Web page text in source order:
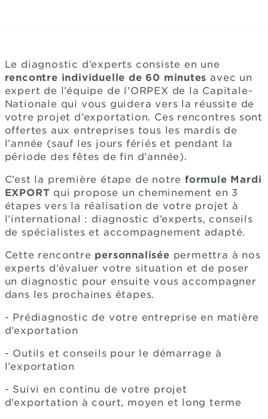
Le diagnostic d’experts consiste en une
rencontre individuelle de 60 minutes avec un
expert de l’équipe de l’ORPEX de la Capitale-
Nationale qui vous guidera vers la réussite de
votre projet d’exportation. Ces rencontres sont
offertes aux entreprises tous les mardis de
l’année (sauf les jours fériés et pendant la
période des fêtes de fin d’année).
C’est la première étape de notre formule Mardi
EXPORT qui propose un cheminement en 3
étapes vers la réalisation de votre projet à
l’international : diagnostic d’experts, conseils
de spécialistes et accompagnement adapté.
Cette rencontre personnalisée permettra à nos
experts d’évaluer votre situation et de poser
un diagnostic pour ensuite vous accompagner
dans les prochaines étapes.
- Prédiagnostic de votre entreprise en matière
d’exportation
- Outils et conseils pour le démarrage à
l’exportation
- Suivi en continu de votre projet
d’exportation à court, moyen et long terme